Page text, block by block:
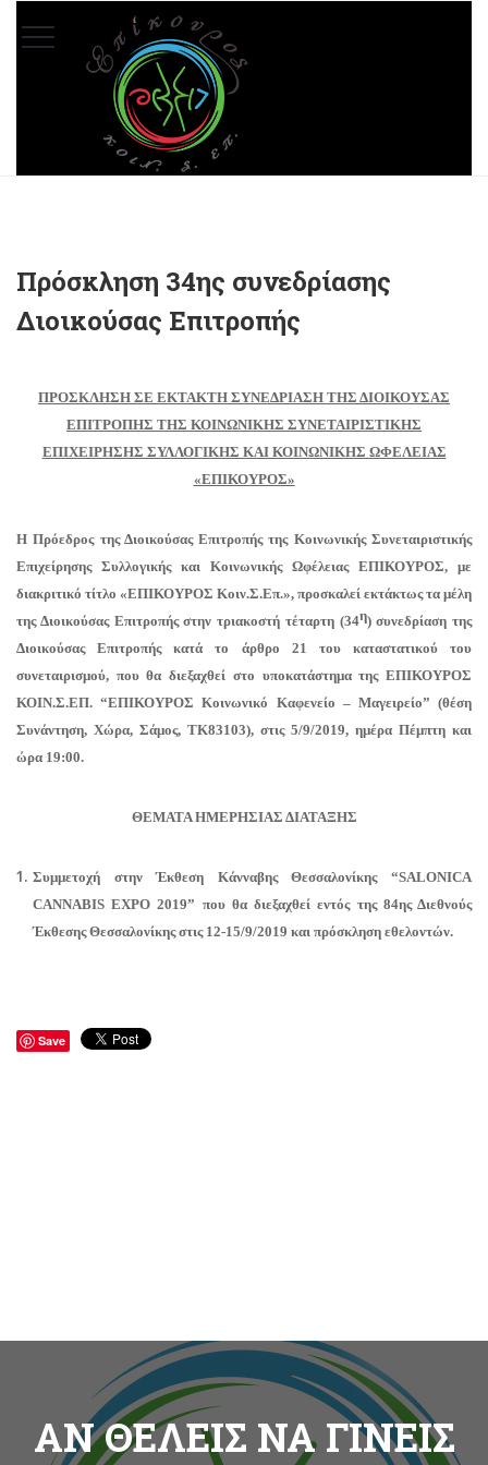
Πρόσκληση 34ης συνεδρίασης
Διοικούσας Επιτροπής
ΠΡΟΣΚΛΗΣΗ ΣΕ ΕΚTAKTH ΣΥΝΕΔΡΙΑΣΗ ΤΗΣ ΔΙΟΙΚΟΥΣΑΣ
ΕΠΙΤΡΟΠΗΣ ΤΗΣ ΚΟΙΝΩΝΙΚΗΣ ΣΥΝΕΤΑΙΡΙΣΤΙΚΗΣ
ΕΠΙΧΕΙΡΗΣΗΣ ΣΥΛΛΟΓΙΚΗΣ ΚΑΙ ΚΟΙΝΩΝΙΚΗΣ ΩΦΕΛΕΙΑΣ
«ΕΠΙΚΟΥΡΟΣ»
Η Πρόεδρος της Διοικούσας Επιτροπής της Κοινωνικής Συνεταιριστικής
Επιχείρησης Συλλογικής και Κοινωνικής ΩφέλειαςΕΠΙΚΟΥΡΟΣ, με
διακριτικό τίτλο «ΕΠΙΚΟΥΡΟΣ Κοιν.Σ.Επ.», προσκαλεί εκτάκτως τα μέλη
της Διοικούσας Επιτροπής στην τριακοστή τέταρτη (34η) συνεδρίαση της
Διοικούσας Επιτροπήςκατά το άρθρο 21 του καταστατικού του
συνεταιρισμού, που θα διεξαχθεί στο υποκατάστημα της ΕΠΙΚΟΥΡΟΣ
ΚΟΙΝ.Σ.ΕΠ. “ΕΠΙΚΟΥΡΟΣ Κοινωνικό Καφενείο – Μαγειρείο” (θέση
Συνάντηση, Χώρα, Σάμος, ΤΚ83103), στις 5/9/2019, ημέρα Πέμπτη και
ώρα 19:00.
ΘΕΜΑΤΑ ΗΜΕΡΗΣΙΑΣ ΔΙΑΤΑΞΗΣ
Συμμετοχή στην Έκθεση Κάνναβης Θεσσαλονίκης “SALONICA
CANNABIS EXPO 2019” που θα διεξαχθεί εντός της 84ης Διεθνούς
Έκθεσης Θεσσαλονίκης στις 12-15/9/2019 και πρόσκληση εθελοντών.
Save
ΑΝ ΘΕΛΕΙΣ ΝΑ ΓΙΝΕΙΣ